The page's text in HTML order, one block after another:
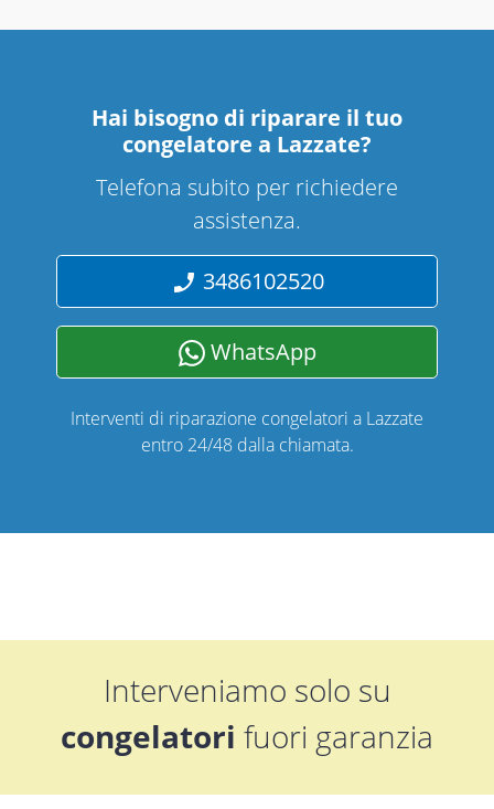
Hai bisogno di riparare il tuo
congelatore a Lazzate?
Telefona subito per richiedere
assistenza.
3486102520
WhatsApp
Interventi di riparazione congelatori a Lazzate
entro 24/48 dalla chiamata.
Interveniamo solo su
congelatori fuori garanzia